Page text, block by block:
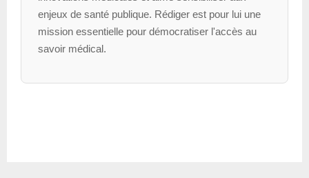
enjeux de santé publique. Rédiger est pour lui une
mission essentielle pour démocratiser l'accès au
savoir médical.